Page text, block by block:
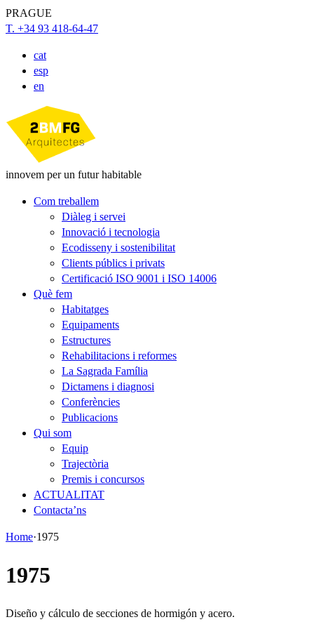
PRAGUE
T. +34 93 418-64-47
cat
esp
en
innovem per un futur habitable
Com treballem
Diàleg i servei
Innovació i tecnologia
Ecodisseny i sostenibilitat
Clients públics i privats
Certificació ISO 9001 i ISO 14006
Què fem
Habitatges
Equipaments
Estructures
Rehabilitacions i reformes
La Sagrada Família
Dictamens i diagnosi
Conferències
Publicacions
Qui som
Equip
Trajectòria
Premis i concursos
ACTUALITAT
Contacta’ns
Home·1975
1975
Diseño y cálculo de secciones de hormigón y acero.